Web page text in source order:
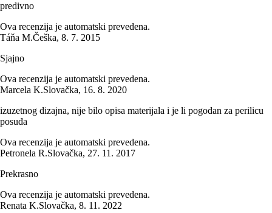
predivno
Ova recenzija je automatski prevedena.
Táňa M.Češka, 8. 7. 2015
Sjajno
Ova recenzija je automatski prevedena.
Marcela K.Slovačka, 16. 8. 2020
izuzetnog dizajna, nije bilo opisa materijala i je li pogodan za perilicu
posuđa
Ova recenzija je automatski prevedena.
Petronela R.Slovačka, 27. 11. 2017
Prekrasno
Ova recenzija je automatski prevedena.
Renata K.Slovačka, 8. 11. 2022